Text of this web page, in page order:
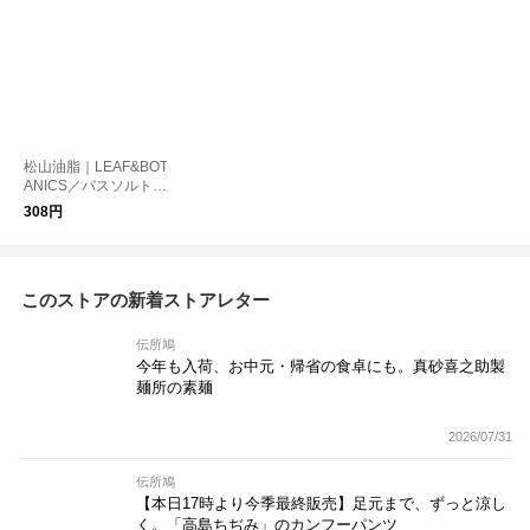
松山油脂｜LEAF&BOT
ANICS／バスソルト
【ゆうパケット対応】
308円
このストアの新着ストアレター
伝所鳩
今年も入荷、お中元・帰省の食卓にも。真砂喜之助製
麺所の素麺
2026/07/31
伝所鳩
【本日17時より今季最終販売】足元まで、ずっと涼し
く。「高島ちぢみ」のカンフーパンツ